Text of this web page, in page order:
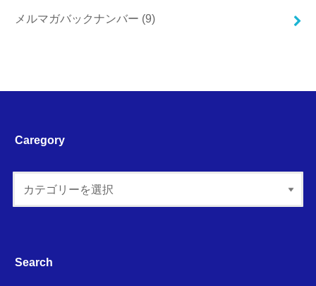
メルマガバックナンバー (9)
Caregory
Search